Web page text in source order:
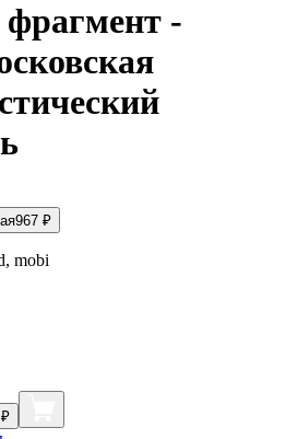
-
967 ₽
mobi